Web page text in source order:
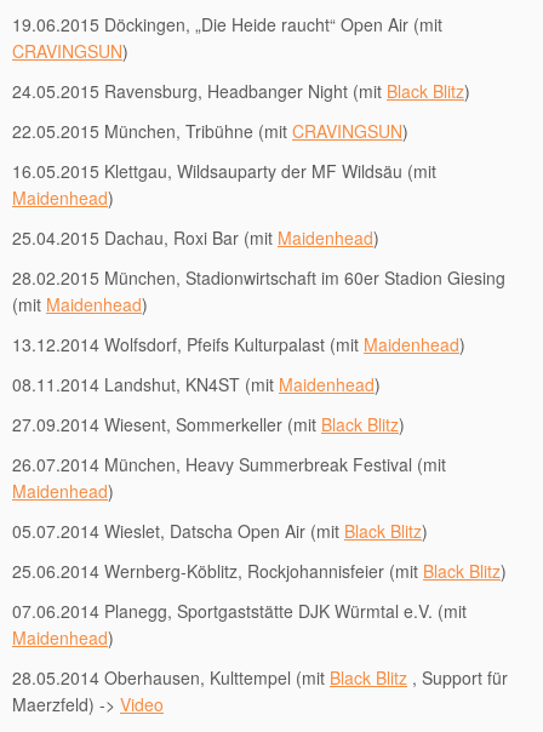
19.06.2015 Döckingen, „Die Heide raucht“ Open Air (mit
CRAVINGSUN)
24.05.2015 Ravensburg, Headbanger Night (mit Black Blitz)
22.05.2015 München, Tribühne (mit CRAVINGSUN)
16.05.2015 Klettgau, Wildsauparty der MF Wildsäu (mit
Maidenhead)
25.04.2015 Dachau, Roxi Bar (mit Maidenhead)
28.02.2015 München, Stadionwirtschaft im 60er Stadion Giesing
(mit Maidenhead)
13.12.2014 Wolfsdorf, Pfeifs Kulturpalast (mit Maidenhead)
08.11.2014 Landshut, KN4ST (mit Maidenhead)
27.09.2014 Wiesent, Sommerkeller (mit Black Blitz)
26.07.2014 München, Heavy Summerbreak Festival (mit
Maidenhead)
05.07.2014 Wieslet, Datscha Open Air (mit Black Blitz)
25.06.2014 Wernberg-Köblitz, Rockjohannisfeier (mit Black Blitz)
07.06.2014 Planegg, Sportgaststätte DJK Würmtal e.V. (mit
Maidenhead)
28.05.2014 Oberhausen, Kulttempel (mit Black Blitz , Support für
Maerzfeld) -> Video